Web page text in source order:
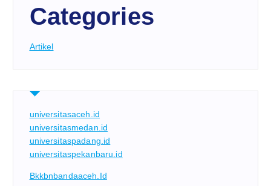
Categories
Artikel
universitasaceh.id
universitasmedan.id
universitaspadang.id
universitaspekanbaru.id
Bkkbnbandaaceh.id